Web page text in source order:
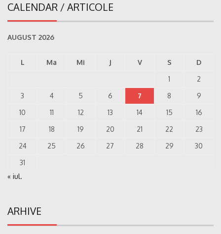
CALENDAR / ARTICOLE
AUGUST 2026
L Ma Mi J V S
D
1
2
3
4 5 6 7 8
9
10
11 12 13 14 15
16
17
18 19 20 21 22
23
24
25 26 27 28 29
30
31
« iul.
ARHIVE